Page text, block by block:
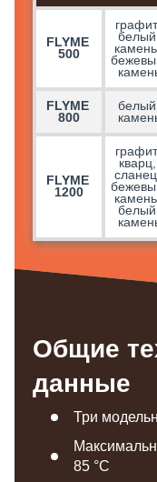
FLYME
500
белый
FLYME
800
белый
FLYME
1200
кварц,
белый
Общие
данные
Три
85 °С